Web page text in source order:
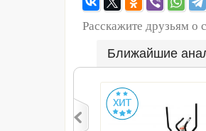
Расскажите друзьям о
Ближайшие